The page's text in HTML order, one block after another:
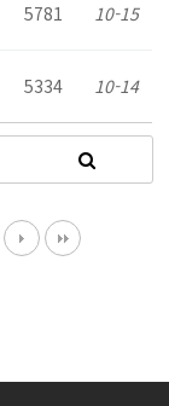
5781 10-15
5334 10-14